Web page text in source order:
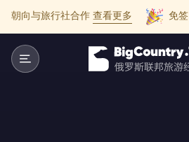
朝向与旅行社合作 查看更多 免签